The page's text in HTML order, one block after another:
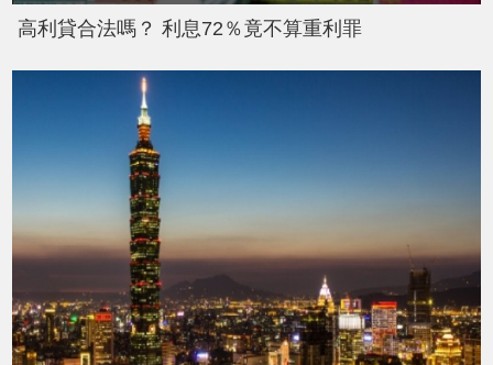
高利貸合法嗎？ 利息72％竟不算重利罪